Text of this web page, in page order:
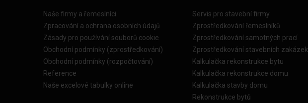
Naše firmy a řemeslníci
Zpracování a ochrana osobních údajů
Zásady pro používání souborů cookie
Obchodní podmínky (zprostředkování)
Obchodní podmínky (rozpočtování)
Reference
Naše excelové tabulky online
Servis pro stavební firmy
Zprostředkování řemeslníků
Zprostředkování samotných prací
Zprostředkování stavebních zakázek
Kalkulačka rekonstrukce bytu
Kalkulačka rekonstrukce domu
Kalkulačka stavby domu
Rekonstrukce bytů